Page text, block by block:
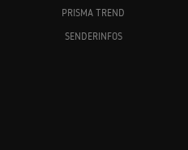
PRISMA TREND
SENDERINFOS